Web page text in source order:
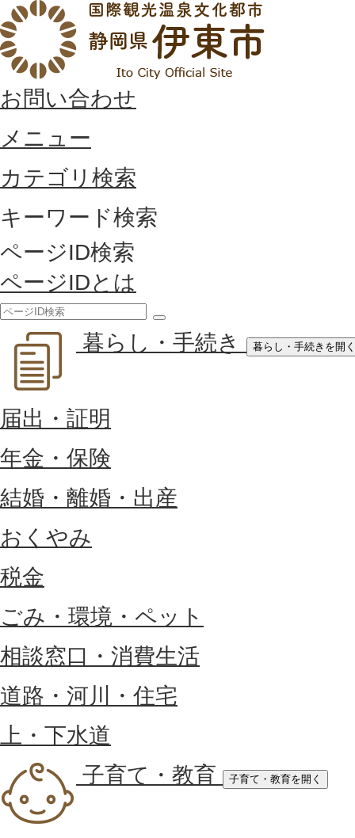
お問い合わせ
メニュー
カテゴリ検索
キーワード検索
ページID検索
ページIDとは
索
暮らし・手続き 暮らし・手続きを開く
届出・証明
年金・保険
結婚・離婚・出産
おくやみ
税金
ごみ・環境・ペット
相談窓口・消費生活
道路・河川・住宅
上・下水道
子育て・教育
子育て・教育を開く